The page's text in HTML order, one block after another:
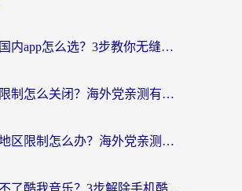
美国翻回国内app怎么选？3步教你无缝刷剧、登12123、访问国内网站
优酷地域限制怎么关闭？海外党亲测有效的追剧加速器选择指南
抖音音乐地区限制怎么办？海外党亲测有效的听歌自由指南
在国外听不了酷我音乐？3步解除手机酷我音乐海外限制，附实测好用加速器